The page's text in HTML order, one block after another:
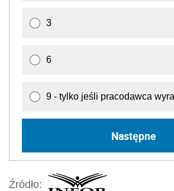
3
6
9 - tylko jeśli pracodawca
Następne
Źródło: